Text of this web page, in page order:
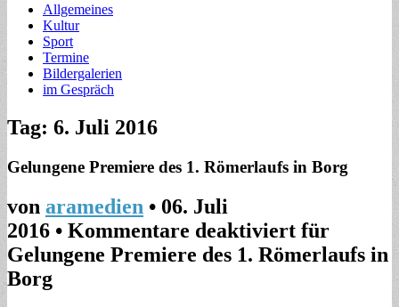
Allgemeines
Kultur
Sport
Termine
Bildergalerien
im Gespräch
Tag: 6. Juli 2016
Gelungene Premiere des 1. Römerlaufs in Borg
von aramedien • 06. Juli
2016 • Kommentare deaktiviert für
Gelungene Premiere des 1. Römerlaufs in
Borg